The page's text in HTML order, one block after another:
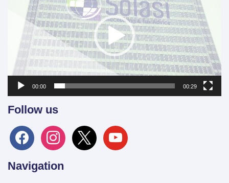
00:00 00:29
Follow us
facebookinstagram
x youtube
Navigation